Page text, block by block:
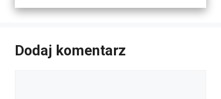
Dodaj komentarz